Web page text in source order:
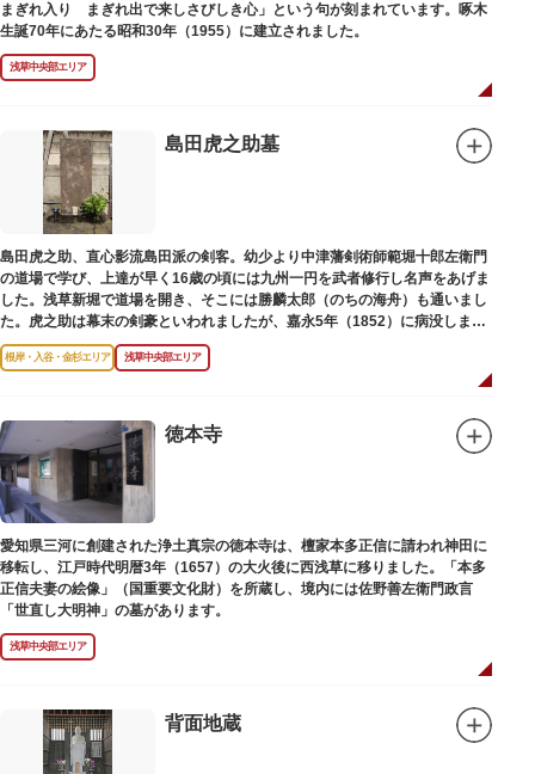
まぎれ入り まぎれ出で来しさびしき心」という句が刻まれています。啄木
生誕70年にあたる昭和30年（1955）に建立されました。
浅草中央部エリア
島田虎之助墓
島田虎之助、直心影流島田派の剣客。幼少より中津藩剣術師範堀十郎左衛門
の道場で学び、上達が早く16歳の頃には九州一円を武者修行し名声をあげま
した。浅草新堀で道場を開き、そこには勝麟太郎（のちの海舟）も通いまし
た。虎之助は幕末の剣豪といわれましたが、嘉永5年（1852）に病没しまし
た。お墓は正定寺（しょうじょうじ）にあります。
根岸・入谷・金杉エリア 浅草中央部エリア
徳本寺
愛知県三河に創建された浄土真宗の徳本寺は、檀家本多正信に請われ神田に
移転し、江戸時代明暦3年（1657）の大火後に西浅草に移りました。「本多
正信夫妻の絵像」（国重要文化財）を所蔵し、境内には佐野善左衛門政言
「世直し大明神」の墓があります。
浅草中央部エリア
背面地蔵